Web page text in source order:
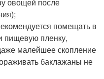
овощей после
помещать в
пищевую пленку,
малейшее скопление
баклажаны не